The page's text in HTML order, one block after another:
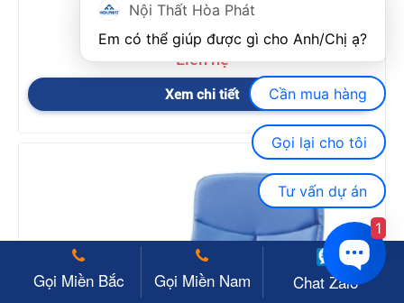
Ghế hội trường nhập khẩu FMHT10
Liên hệ
Xem chi tiết
Gọi Miền Bắc Gọi Miền Nam Chat Zalo
Nội Thất Hòa Phát
Cần mua hàng
Gọi lại cho tôi
Tư vấn dự án
1